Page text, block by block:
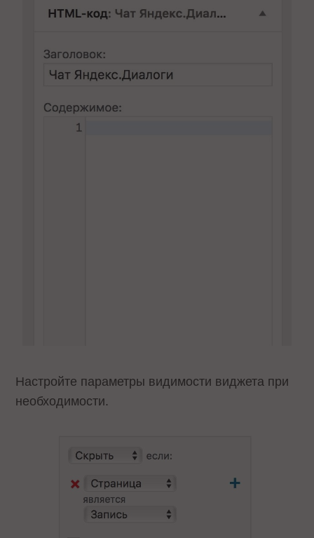
Настройте параметры видимости виджета при
необходимости.